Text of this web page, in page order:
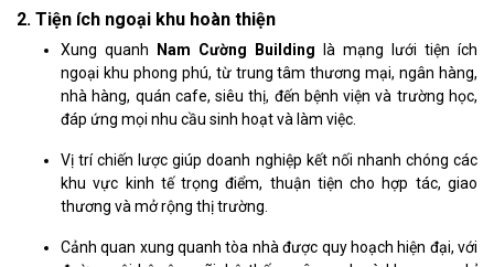
2. Tiện ích ngoại khu hoàn thiện
Xung quanh Nam Cường Building
là mạng lưới tiện ích
ngoại khu phong phú, từ trung tâm thương mại, ngân hàng,
nhà hàng, quán cafe, siêu thị, đến bệnh viện và trường học,
đáp ứng mọi nhu cầu sinh hoạt và làm việc.
Vị trí chiến lược giúp doanh nghiệp kết nối nhanh chóng các
khu vực kinh tế trọng điểm, thuận tiện cho hợp tác, giao
thương và mở rộng thị trường.
Cảnh quan xung quanh tòa nhà được quy hoạch hiện đại, với